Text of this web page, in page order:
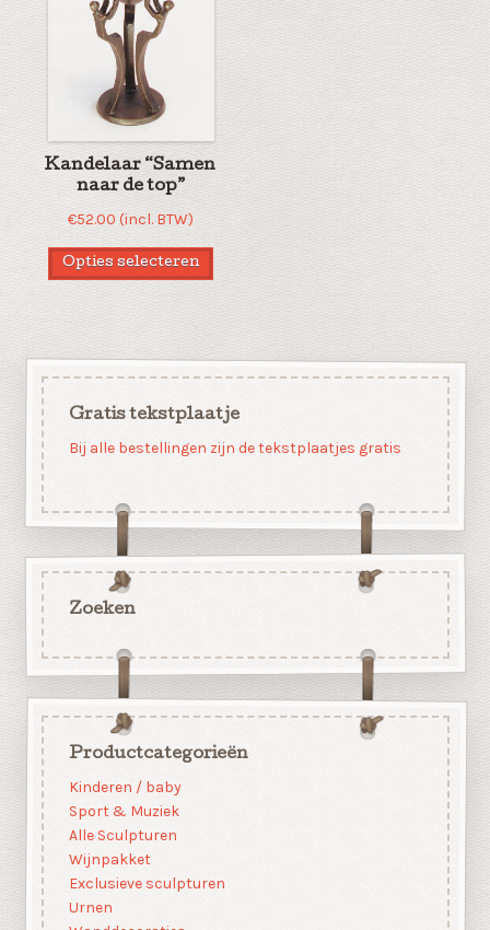
Kandelaar “Samen
naar de top”
€52.00 (incl. BTW)
Opties selecteren
Gratis tekstplaatje
Bij alle bestellingen zijn de tekstplaatjes gratis
Zoeken
Productcategorieën
Kinderen / baby
Sport & Muziek
Alle Sculpturen
Wijnpakket
Exclusieve sculpturen
Urnen